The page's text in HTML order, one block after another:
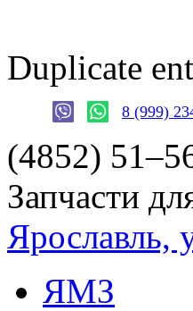
Duplicate
8 (999)
(4852)
Запчасти
Ярославль,
ЯМЗ